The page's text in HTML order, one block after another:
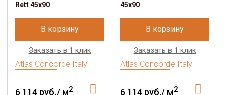
Rett 45x90
В корзину
Заказать в 1 клик
Atlas Concorde Italy
6 114 руб./ м2
45x90
В корзину
Заказать в 1 клик
Atlas Concorde Italy
6 114 руб./ м2